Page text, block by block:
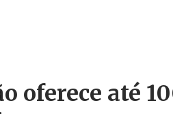
oferece até